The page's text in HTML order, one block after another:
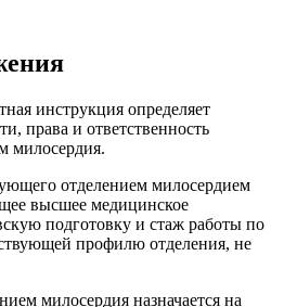
инструкция определяет
права и ответственность
милосердия.
отделением милосердием
высшее медицинское
подготовку и стаж работы по
профилю отделения, не
милосердия назначается на